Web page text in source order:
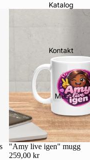
Katalog
Kontakt
Mer
"Amy live igen" mugg
259,00 kr